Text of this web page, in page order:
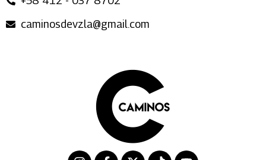
caminosdevzla@gmail.com